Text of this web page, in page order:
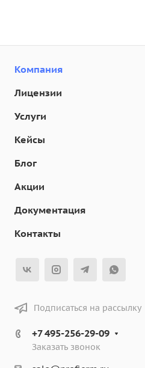
Компания
Лицензии
Услуги
Кейсы
Блог
Акции
Документация
Контакты
Подписаться на рассылку
+7 495-256-29-09
Заказать звонок